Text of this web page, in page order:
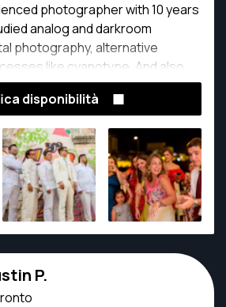
photographer with 10 years
analog and darkroom
photography, alternative
like cyanotype. And also
traveling photography,
disponibilità
P.